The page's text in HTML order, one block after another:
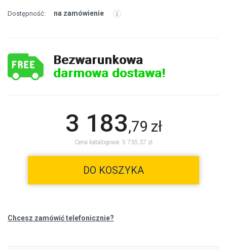
Dostępność: na zamówienie
Bezwarunkowa
darmowa dostawa!
3 183,79 zł
Cena katalogowa: 5 735,37 zł
DO KOSZYKA
Chcesz zamówić telefonicznie?